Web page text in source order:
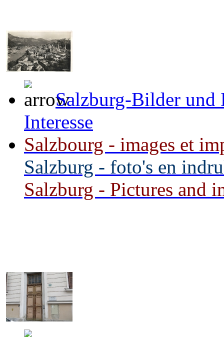
Salzburg-Bilder und
Interesse
Salzbourg - images et
Salzburg - foto's en
Salzburg - Pictures and